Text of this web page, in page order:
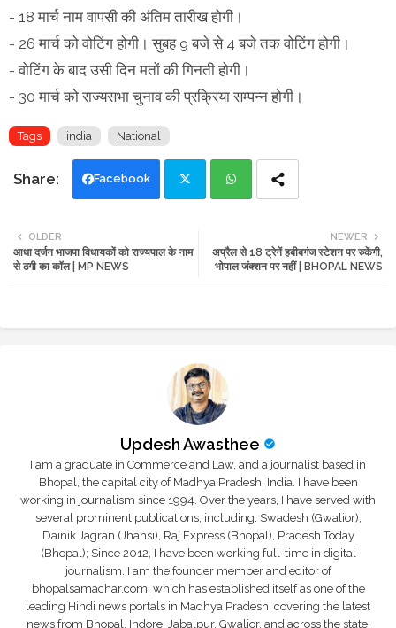
- 18 मार्च नाम वापसी की अंतिम तारीख होगी।
- 26 मार्च को वोटिंग होगी। सुबह 9 बजे से 4 बजे तक वोटिंग होगी।
- वोटिंग के बाद उसी दिन मतों की गिनती होगी।
- 30 मार्च को राज्यसभा चुनाव की प्रक्रिया सम्पन्न होगी।
Tags india National
Facebook
tte ats
NEWER
अप्रैल से 18 ट्रेनें हबीबगंज स्टेशन पर रुकेंगी,
भोपाल जंक्शन पर नहीं | BHOPAL NEWS
OLDER
आधा दर्जन भाजपा विधायकों को राज्यपाल के नाम
से ठगी का कॉल | MP NEWS
Updesh Awasthee
I am a graduate in Commerce and Law, and a journalist based in
Bhopal, the capital city of Madhya Pradesh, India. I have been
working in journalism since 1994. Over the years, I have served with
several prominent publications, including: Swadesh (Gwalior),
Dainik Jagran (Jhansi), Raj Express (Bhopal), Pradesh Today
(Bhopal); Since 2012, I have been working full-time in digital
journalism. I am the founder member and editor of
bhopalsamachar.com, which has established itself as one of the
leading Hindi news portals in Madhya Pradesh, covering the latest
news from Bhopal, Indore, Jabalpur, Gwalior, and across the state.